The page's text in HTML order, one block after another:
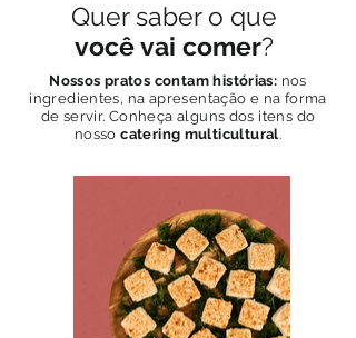
Quer saber o que
você vai comer?
Nossos pratos contam histórias: nos
ingredientes, na apresentação e na forma
de servir. Conheça alguns dos itens do
nossocatering multicultural.